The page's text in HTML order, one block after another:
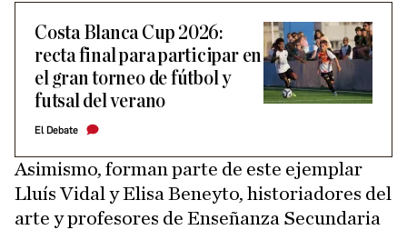
Costa Blanca Cup 2026:
recta final para participar en
el gran torneo de fútbol y
futsal del verano
El Debate
Asimismo, forman parte de este ejemplar
Lluís Vidal y Elisa Beneyto, historiadores del
arte y profesores de Enseñanza Secundaria